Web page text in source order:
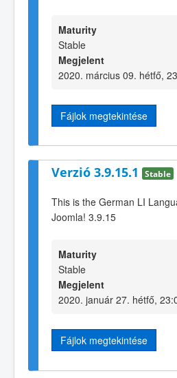
Maturity
Stable
Megjelent
2020. március 09. hétfő,
Fájlok megtekintése
Verzió 3.9.15.1 Stable
This is the German LI
Joomla! 3.9.15
Maturity
Stable
Megjelent
2020. január 27. hétfő,
Fájlok megtekintése